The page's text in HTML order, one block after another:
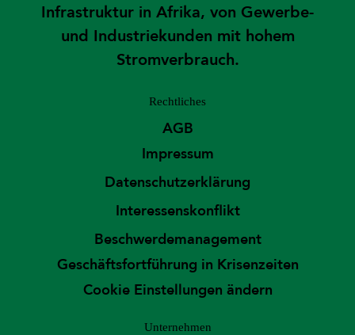
Infrastruktur in Afrika, von Gewerbe-
und Industriekunden mit hohem
Stromverbrauch.
Rechtliches
AGB
Impressum
Datenschutzerklärung
Interessenskonflikt
Beschwerdemanagement
Geschäftsfortführung in Krisenzeiten
Cookie Einstellungen ändern
Unternehmen